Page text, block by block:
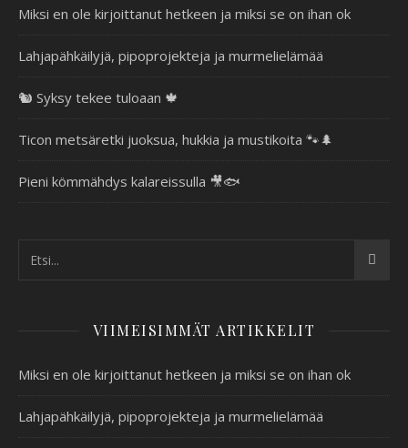
Miksi en ole kirjoittanut hetkeen ja miksi se on ihan ok
Lahjapähkäilyjä, pipoprojekteja ja murmelielämää
🐿️ Syksy tekee tuloaan 🍁
Ticon metsäretki juoksua, hukkia ja mustikoita 🐾🌲
Pieni kömmähdys kalareissulla 🎥🐟
VIIMEISIMMÄT ARTIKKELIT
Miksi en ole kirjoittanut hetkeen ja miksi se on ihan ok
Lahjapähkäilyjä, pipoprojekteja ja murmelielämää